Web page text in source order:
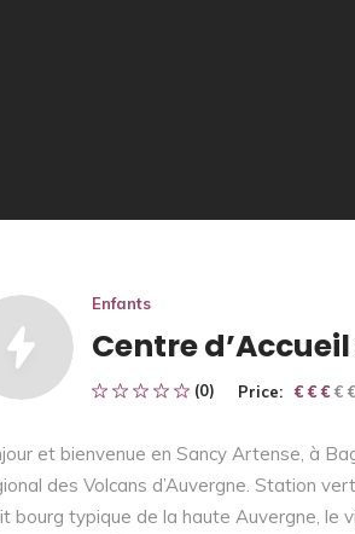
Enfants
Centre
(0) Price: € € € € €
€ € €
et bienvenue en Sancy Artense, à
des Volcans d’Auvergne. Station
bourg typique de la haute Auvergne, le